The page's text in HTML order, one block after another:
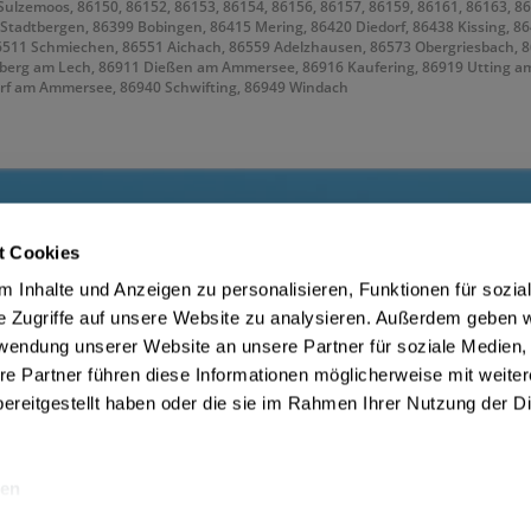
Cookies
Inhalte und Anzeigen zu personalisieren, Funktionen für
Zugriffe auf unsere Website zu analysieren. Außerdem geben
unserer Website an unsere Partner für soziale Medien,
Partner führen diese Informationen möglicherweise mit
haben oder die sie im Rahmen Ihrer Nutzung der
86150, 86152, 86153, 86154, 86156, 86157, 86159, 86161, 86163,
86399 Bobingen, 86415 Mering, 86420 Diedorf, 86438 Kissing,
Schmiechen, 86551 Aichach, 86559 Adelzhausen, 86573 Obergriesbach,
am Lech, 86911 Dießen am Ammersee, 86916 Kaufering, 86919 Utting
am Ammersee, 86940 Schwifting, 86949 Windach
Jugendschutz
Augsburg
Widerrufsrecht
Datenschutz Drink now
AGB Drink now